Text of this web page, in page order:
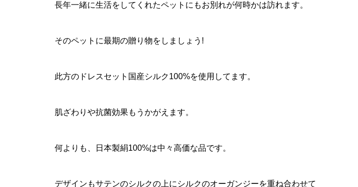
長年一緒に生活をしてくれたペットにもお別れが何時かは訪れます。
そのペットに最期の贈り物をしましょう!
此方のドレスセット国産シルク100%を使用してます。
肌ざわりや抗菌効果もうかがえます。
何よりも、日本製絹100%は中々高価な品です。
デザインもサテンのシルクの上にシルクのオーガンジーを重ね合わせて